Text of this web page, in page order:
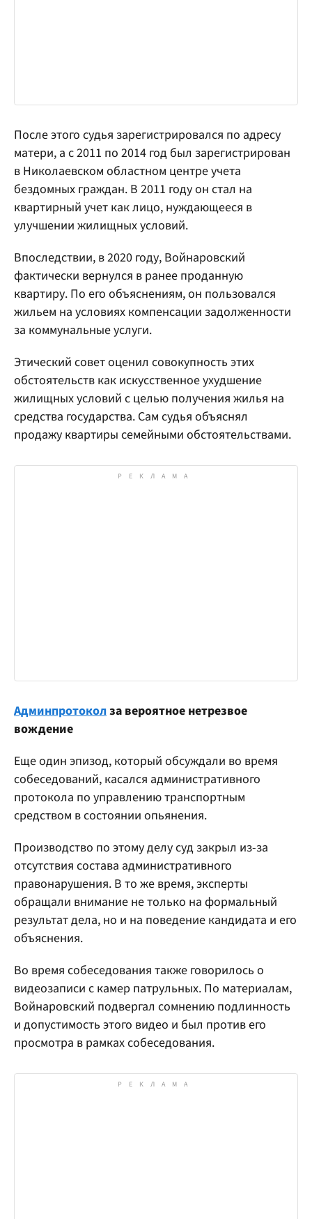
После этого судья зарегистрировался по адресу
матери, а с 2011 по 2014 год был зарегистрирован
в Николаевском областном центре учета
бездомных граждан. В 2011 году он стал на
квартирный учет как лицо, нуждающееся в
улучшении жилищных условий.
Впоследствии, в 2020 году, Войнаровский
фактически вернулся в ранее проданную
квартиру. По его объяснениям, он пользовался
жильем на условиях компенсации задолженности
за коммунальные услуги.
Этический совет оценил совокупность этих
обстоятельств как искусственное ухудшение
жилищных условий с целью получения жилья на
средства государства. Сам судья объяснял
продажу квартиры семейными обстоятельствами.
Админпротоколза вероятное нетрезвое
вождение
Еще один эпизод, который обсуждали во время
собеседований, касался административного
протокола по управлению транспортным
средством в состоянии опьянения.
Производство по этому делу суд закрыл из-за
отсутствия состава административного
правонарушения. В то же время, эксперты
обращали внимание не только на формальный
результат дела, но и на поведение кандидата и его
объяснения.
Во время собеседования также говорилось о
видеозаписи с камер патрульных. По материалам,
Войнаровский подвергал сомнению подлинность
и допустимость этого видео и был против его
просмотра в рамках собеседования.